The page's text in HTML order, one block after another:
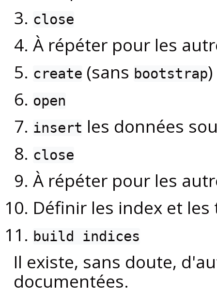
close
À répéter pour les
create (sans bootstrap
open
insert les données
close
À répéter pour les
Définir les index et les
build indices
Il existe, sans doute,
documentées.